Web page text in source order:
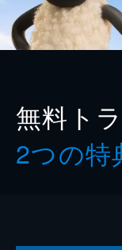
無料ト
2つの特